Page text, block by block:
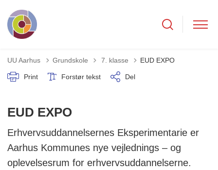
UU Aarhus Grundskole Tilbage til
7. klasse EUD EXPO
Print Forstør tekst Del
EUD EXPO
Erhvervsuddannelsernes Eksperimentarie er
Aarhus Kommunes nye vejlednings – og
oplevelsesrum for erhvervsuddannelserne.